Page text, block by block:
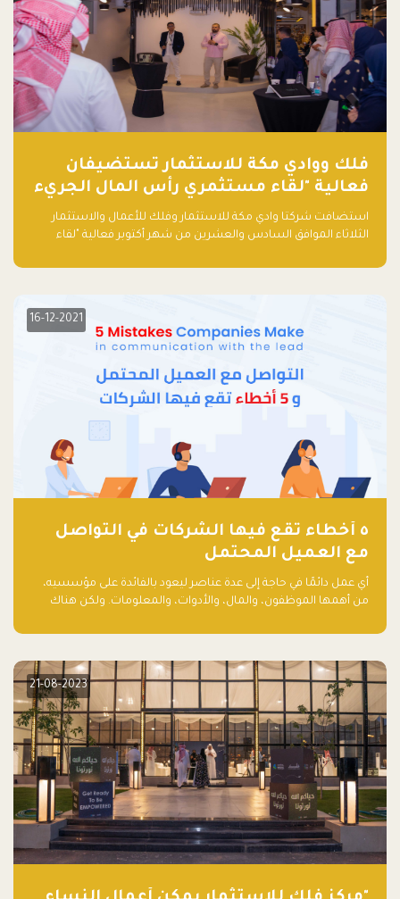
فلك ووادي مكة للاستثمار تستضيفان
فعالية "لقاء مستثمري رأس المال الجريء
في المنطقة"
استضافت شركتا وادي مكة للاستثمار وفلك للأعمال والاستثمار
الثلاثاء الموافق السادس والعشرين من شهر أكتوبر فعالية "لقاء
مشاركاً من أبرز صناديق رأس المال الجريء وممثلي المؤسسات
16-12-2021
٥ أخطاء تقع فيها الشركات في التواصل
مع العميل المحتمل
أي عمل دائمًا في حاجة إلى عدة عناصر ليعود بالفائدة على مؤسسيه،
من أهمها الموظفون، والمال، والأدوات، والمعلومات. ولكن هناك
أساسه ذلك العمل.
21-08-2023